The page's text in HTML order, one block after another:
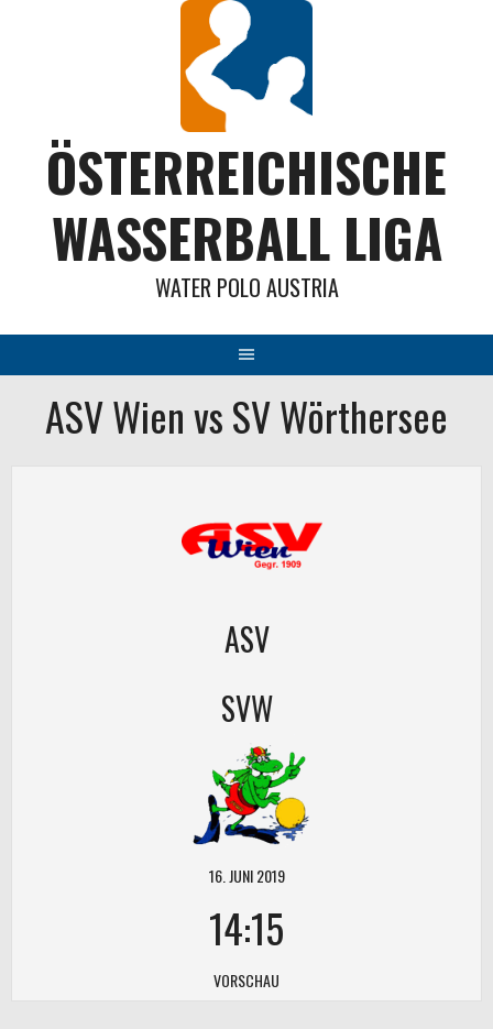
ÖSTERREICHISCHE
WASSERBALL LIGA
WATER POLO AUSTRIA
ASV Wien vs SV Wörthersee
ASV
SVW
16. JUNI 2019
14:15
VORSCHAU